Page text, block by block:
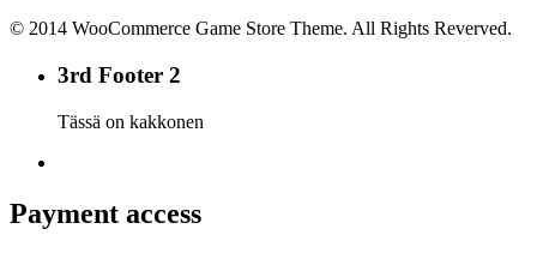
© 2014 WooCommerce Game Store Theme. All Rights Reverved.
3rd Footer 2
Tässä on kakkonen
Payment access